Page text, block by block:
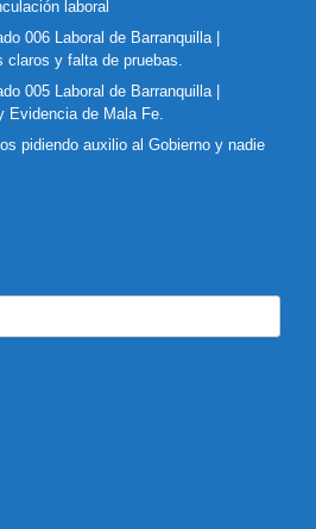
laboral
006 Laboral de Barranquilla |
claros y falta de pruebas.
005 Laboral de Barranquilla |
Evidencia de Mala Fe.
pidiendo auxilio al Gobierno y nadie